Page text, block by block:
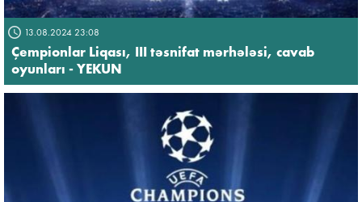
13.08.2024 23:08
Çempionlar Liqası, III təsnifat mərhələsi, cavab
oyunları - YEKUN